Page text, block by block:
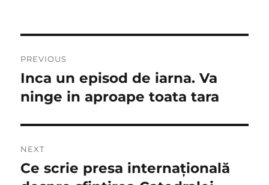
în
articole
PREVIOUS
Previous
post:
Inca un episod de iarna. Va
ninge in aproape toata tara
NEXT
Next
Ce scrie presa internațională